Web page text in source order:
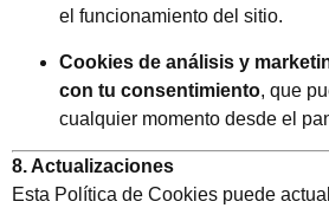
el funcionamiento del sitio.
Cookies de análisis y
con tu consentimiento, que
cualquier momento desde el
8. Actualizaciones
Esta Política de Cookies puede